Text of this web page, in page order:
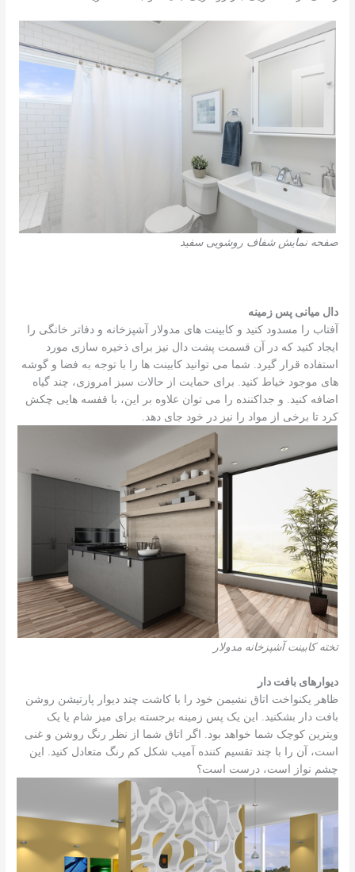
صفحه نمایش شفاف روشویی سفید
دال میانی پس زمینه
آفتاب را مسدود کنید و کابینت های مدولار آشپزخانه و دفاتر خانگی را
ایجاد کنید که در آن قسمت پشت دال نیز برای ذخیره سازی مورد
استفاده قرار گیرد. شما می توانید کابینت ها را با توجه به فضا و گوشه
های موجود خیاط کنید. برای حمایت از حالات سبز امروزی، چند گیاه
اضافه کنید. و جداکننده را می توان علاوه بر این، با قفسه هایی چکش
کرد تا برخی از مواد را نیز در خود جای دهد.
تخته کابینت آشپزخانه مدولار
دیوارهای بافت دار
ظاهر یکنواخت اتاق نشیمن خود را با کاشت چند دیوار پارتیشن روشن
بافت دار بشکنید. این یک پس زمینه برجسته برای میز شام یا یک
ویترین کوچک شما خواهد بود. اگر اتاق شما از نظر رنگ روشن و غنی
است، آن را با چند تقسیم کننده آمیب شکل کم رنگ متعادل کنید. این
چشم نواز است، درست است؟